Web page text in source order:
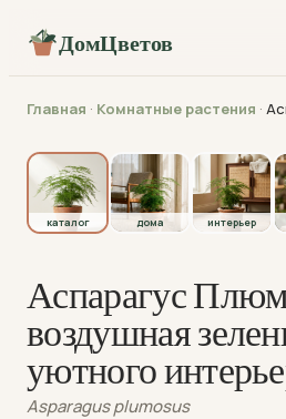
ДомЦветов
Главная · Комнатные растения ·
каталог
каталог дома интерьер
Аспарагус
воздушная
уютного
Asparagus plumosus